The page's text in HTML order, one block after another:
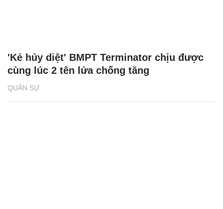
QUÂN SỰ
'Kẻ hủy diệt' BMPT Terminator chịu được
cùng lúc 2 tên lửa chống tăng